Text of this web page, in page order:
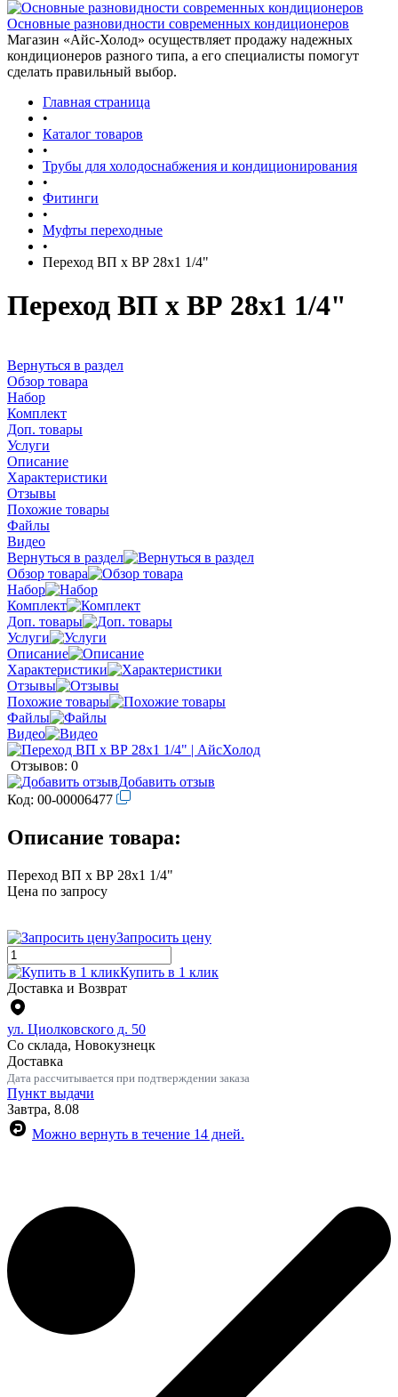
Основные разновидности современных кондиционеров
Магазин «Айс-Холод» осуществляет продажу надежных
кондиционеров разного типа, а его специалисты помогут
сделать правильный выбор.
Главная страница
•
Каталог товаров
•
Трубы для холодоснабжения и кондиционирования
•
Фитинги
•
Муфты переходные
•
Переход ВП х ВР 28х1 1/4"
Переход ВП х ВР 28х1 1/4"
Вернуться в раздел
Обзор товара
Набор
Комплект
Доп. товары
Услуги
Описание
Характеристики
Отзывы
Похожие товары
Файлы
Видео
Вернуться в раздел
Обзор товара
Набор
Комплект
Доп. товары
Услуги
Описание
Характеристики
Отзывы
Похожие товары
Файлы
Видео
Отзывов: 0
Добавить отзыв
Код: 00-00006477
Описание товара:
Переход ВП х ВР 28х1 1/4"
Цена по запросу
Запросить цену
Купить в 1 клик
Доставка и Возврат
ул. Циолковского д. 50
Со склада, Новокузнецк
Доставка
Дата рассчитывается при подтверждении заказа
Пункт выдачи
Завтра, 8.08
Можно вернуть в течение 14 дней.